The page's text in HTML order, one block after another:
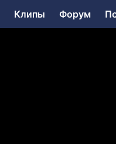
Клипы Форум